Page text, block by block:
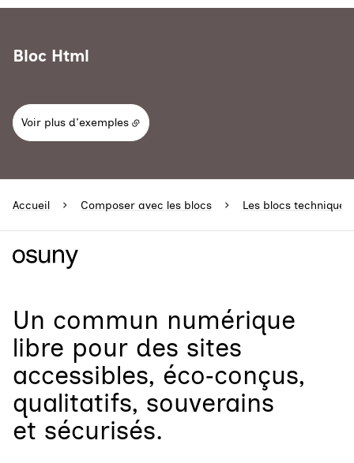
Bloc Html
Voir plus d'exemples
Accueil Composer avec les blocs Les blocs techniques
Un commun numérique
libre pour des sites
accessibles, éco‑conçus,
qualitatifs, souverains
et sécurisés.